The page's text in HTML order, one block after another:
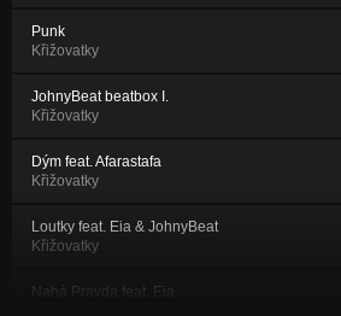
Punk
Křižovatky
JohnyBeat beatbox I.
Křižovatky
Dým feat. Afarastafa
Křižovatky
Loutky feat. Eia & JohnyBeat
Křižovatky
Nahá Pravda feat. Eia